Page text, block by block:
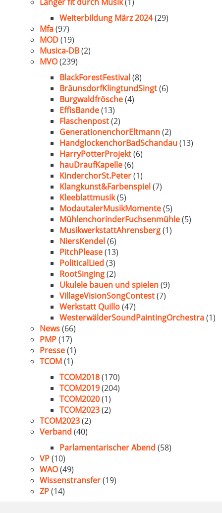
Weiterbildung März 2024(29)
Mfa(97)
MOD(19)
Musica-DB(2)
MVO(239)
BlackForestFestival(8)
BräunsdorfKlingtundSingt(6)
Burgwaldfrösche(4)
EffisBande(13)
Flaschenpost(2)
GenerationenchorEltmann(2)
HandglockenchorBadSchandau(13)
HarryPotterProjekt(6)
hauDraufKapelle(6)
KinderchorSt.Peter(1)
Klangkunst&Farbenspiel(7)
Kleeblattmusik(5)
ModautalerMusikMomente(5)
MühlenchorinderFuchsenmühle(5)
MusikwerkstattAhrensberg(1)
NiersKendel(6)
PitchPlease(13)
PoliticalLied (3)
RootSinging(2)
Ukulele bauen und spielen(9)
VillageVisionSongContest(7)
Werkstatt Quillo(47)
WesterwälderSoundPaintingOrchestra(1)
News(66)
PMP(17)
Presse(1)
TCOM(1)
TCOM2018(170)
TCOM2019(204)
TCOM2020(1)
TCOM2023(2)
TCOM2023(2)
Verband (40)
Parlamentarischer Abend (58)
VP(10)
WAO(49)
Wissenstransfer(19)
ZP(14)